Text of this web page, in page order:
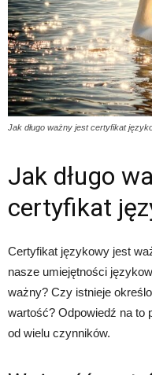
Jak długo ważny jest certyfikat
Jak długo
certyfikat
Certyfikat językowy jest
nasze umiejętności
ważny? Czy istnieje
wartość? Odpowiedź na to
od wielu czynników.